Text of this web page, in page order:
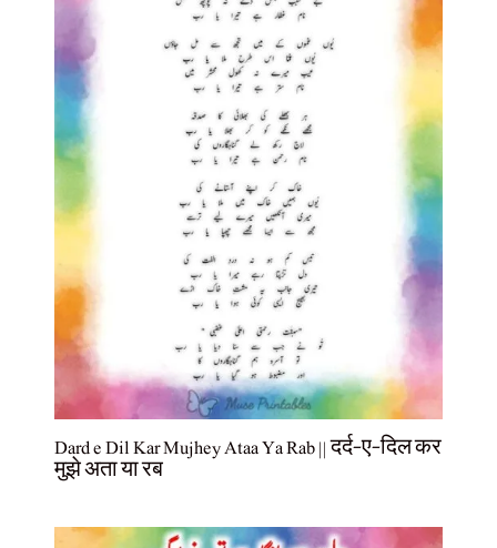
Dard e Dil Kar Mujhey Ataa Ya Rab || दर्द-ए-दिल कर
मुझे अता या रब